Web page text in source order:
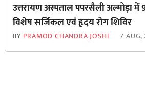
उत्तरायण अस्पताल पपरसैली अल्मोड़ा
विशेष सर्जिकल एवं हृदय रोग शिविर
BY PRAMOD CHANDRA JOSHI 7 AUG,